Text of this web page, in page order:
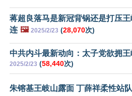
蒋超良落马是新冠背锅还是打压
连 🖼️ 2025/2/23 (28,070次)
中共内斗最新动向：太子党欲拥
2025/2/23 (58,440次)
朱镕基王岐山露面 丁薛祥柔性站队